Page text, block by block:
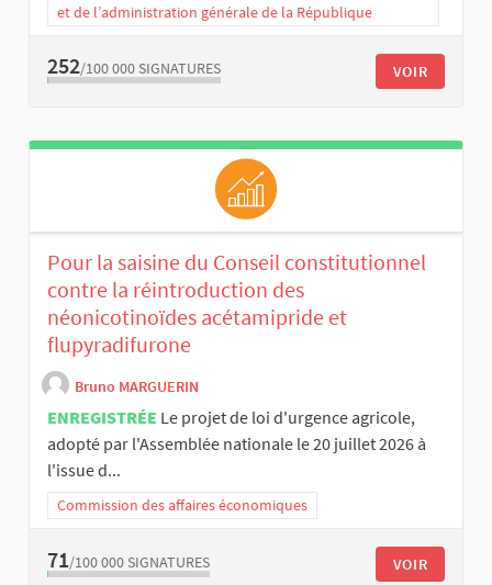
et de l’administration générale de la République
252/100 000 SIGNATURES VOIR
Pour la saisine du Conseil constitutionnel
contre la réintroduction des
néonicotinoïdes acétamipride et
flupyradifurone
Bruno MARGUERIN
ENREGISTRÉE Le projet de loi d'urgence agricole,
adopté par l'Assemblée nationale le 20 juillet 2026 à
l'issue d...
Commission des affaires économiques
71/100 000 SIGNATURES VOIR